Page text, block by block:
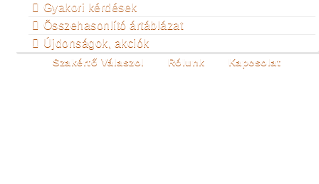
Gyakori kérdések
Összehasonlító ártáblázat
Újdonságok, akciók
Szakértő Válaszol Rólunk Kapcsolat